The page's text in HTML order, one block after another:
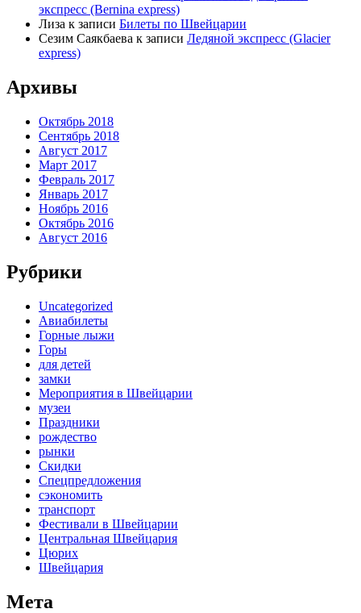
экспресс (Bernina express)
Лиза к записи Билеты по Швейцарии
Сезим Саякбаева к записи Ледяной экспресс (Glacier
express)
Архивы
Октябрь 2018
Сентябрь 2018
Август 2017
Март 2017
Февраль 2017
Январь 2017
Ноябрь 2016
Октябрь 2016
Август 2016
Рубрики
Uncategorized
Авиабилеты
Горные лыжи
Горы
для детей
замки
Мероприятия в Швейцарии
музеи
Праздники
рождество
рынки
Скидки
Спецпредложения
сэкономить
транспорт
Фестивали в Швейцарии
Центральная Швейцария
Цюрих
Швейцария
Мета